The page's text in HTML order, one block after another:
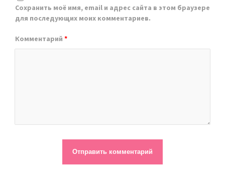
Сохранить моё имя, email и адрес сайта в этом браузере
для последующих моих комментариев.
Комментарий *